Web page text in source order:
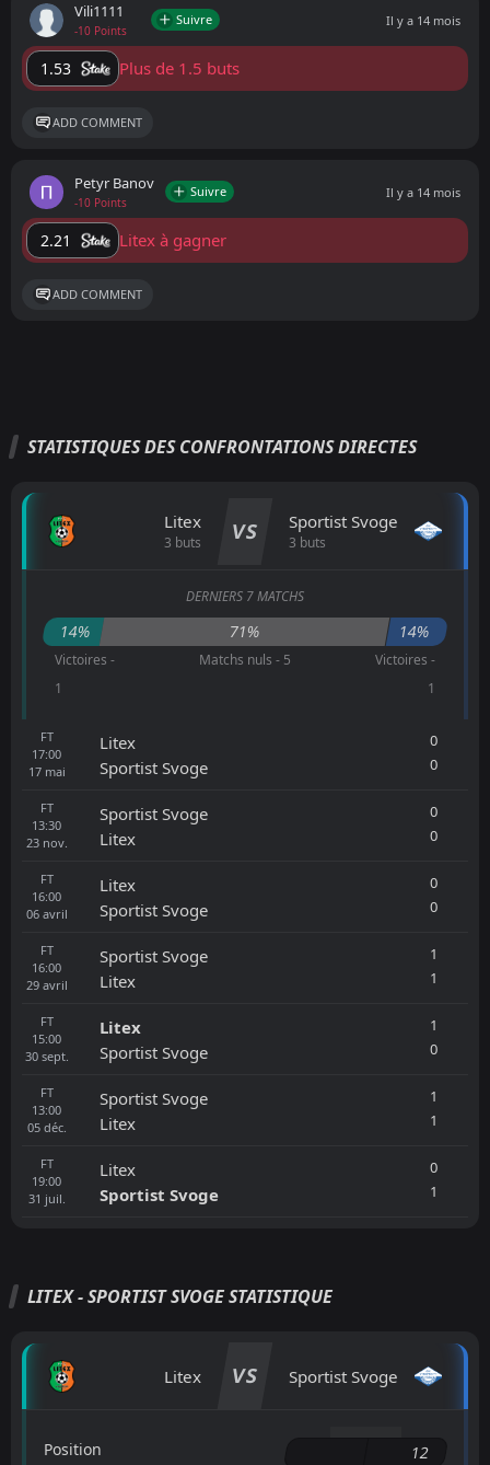
Vili1111
-10 Points
Suivre Il y a 14 mois
1.53 Plus de 1.5 buts
ADD COMMENT
Petyr Banov
-10 Points
Suivre Il y a 14 mois
2.21 Litex à gagner
ADD COMMENT
STATISTIQUES DES CONFRONTATIONS DIRECTES
Litex
3 buts VS Sportist Svoge
3 buts
DERNIERS 7 MATCHS
14% 71% 14%
Victoires -
1
Matchs nuls - 5
Victoires -
1
FT
17:00
17 mai
Litex
Sportist Svoge
0
0
FT
13:30
23 nov.
Sportist Svoge
Litex
0
0
FT
16:00
06 avril
Litex
Sportist Svoge
0
0
FT
16:00
29 avril
Sportist Svoge
Litex
1
1
FT
15:00
30 sept.
Litex
Sportist Svoge
1
0
FT
13:00
05 déc.
Sportist Svoge
Litex
1
1
FT
19:00
31 juil.
Litex
Sportist Svoge
0
1
LITEX - SPORTIST SVOGE STATISTIQUE
Litex VS Sportist Svoge
Position 12